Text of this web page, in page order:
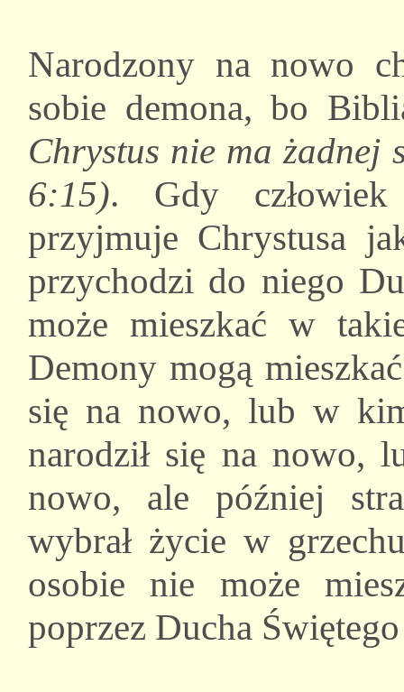
Narodzony na nowo
sobie demona, bo
Chrystus nie ma żadnej
6:15). Gdy
przyjmuje Chrystusa
przychodzi do niego
może mieszkać w
Demony mogą
się na nowo, lub w
narodził się na nowo,
nowo, ale później
wybrał życie w
osobie nie może
poprzez Ducha